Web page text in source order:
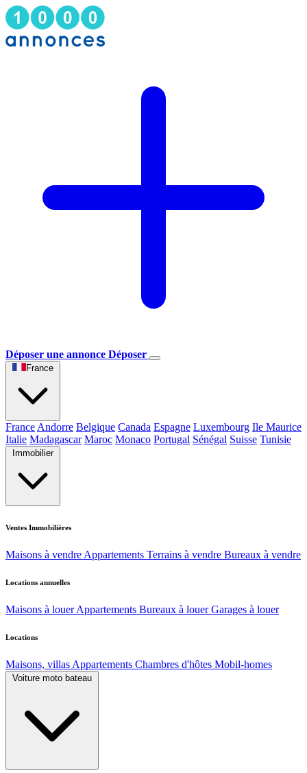
Déposer une annonce Déposer
France
France Andorre Belgique Canada Espagne Luxembourg Ile Maurice
Italie Madagascar Maroc Monaco Portugal Sénégal Suisse Tunisie
Immobilier
Ventes Immobilières
Maisons à vendre Appartements Terrains à vendre Bureaux à vendre
Locations annuelles
Maisons à louer Appartements Bureaux à louer Garages à louer
Locations
Maisons, villas Appartements Chambres d'hôtes Mobil-homes
Voiture moto bateau